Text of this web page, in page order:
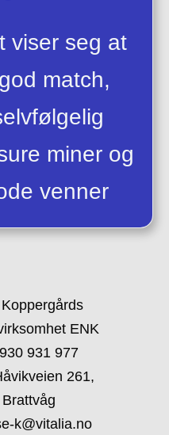
viser seg at
match,
miner og
venner
ENK
930 931 977
261,
k@vitalia.no